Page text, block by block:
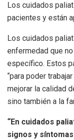
Los cuidados
pacientes y están
Los cuidados
enfermedad que
específico. Estos
“para poder
mejorar la calidad
sino también a la
“En cuidados
signos y